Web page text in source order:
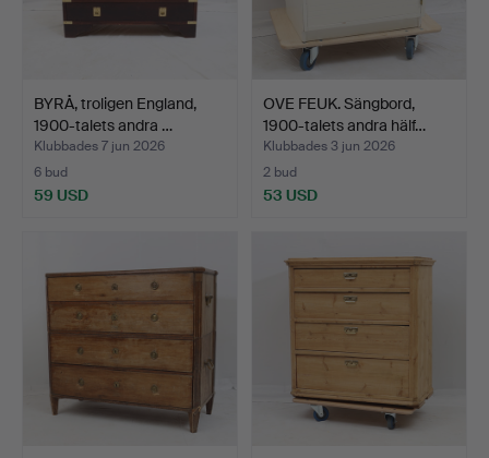
BYRÅ, troligen England,
1900-talets andra …
Klubbades 7 jun 2026
6 bud
59 USD
OVE FEUK. Sängbord,
1900-talets andra hälf…
Klubbades 3 jun 2026
2 bud
53 USD